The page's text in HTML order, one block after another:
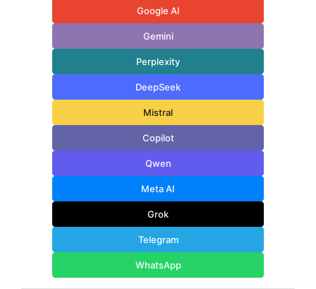
Google AI
Gemini
Perplexity
DeepSeek
Mistral
Copilot
Qwen
Meta AI
Grok
Telegram
WhatsApp